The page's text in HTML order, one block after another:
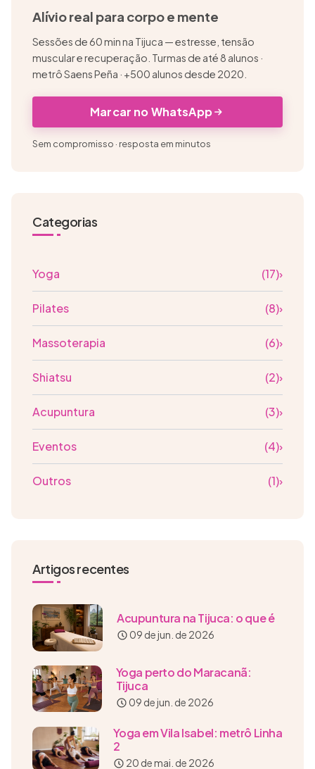
Alívio real para corpo e mente
Sessões de 60 min na Tijuca — estresse, tensão
muscular e recuperação. Turmas de até 8 alunos ·
metrô Saens Peña · +500 alunos desde 2020.
Marcar no WhatsApp
Sem compromisso · resposta em minutos
Categorias
›
Yoga (17)
›
Pilates (8)
›
Massoterapia (6)
›
Shiatsu (2)
›
Acupuntura (3)
›
Eventos (4)
›
Outros (1)
Artigos recentes
Acupuntura na Tijuca: o que é
09 de jun. de 2026
Yoga perto do Maracanã:
Tijuca
09 de jun. de 2026
Yoga em Vila Isabel: metrô Linha
2
20 de mai. de 2026